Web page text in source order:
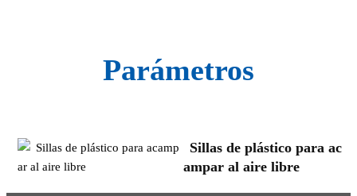
Parámetros
Sillas de plástico para ac
ampar al aire libre